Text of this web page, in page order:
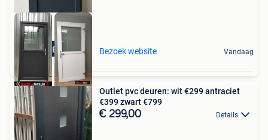
Binnen&Buitendraai Bezoek website Vandaag
Outlet pvc deuren: wit €299 antraciet
€399 zwart €799
€ 299,00 Details